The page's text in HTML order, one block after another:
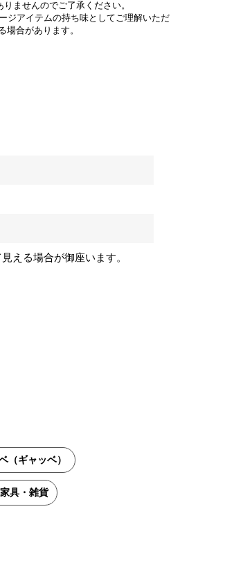
ませんのでご了承ください。
ジアイテムの持ち味としてご理解いただ
合があります。
える場合が御座います。
（ギャッベ）
具・雑貨